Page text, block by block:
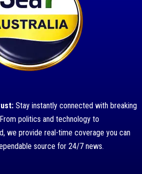
Stay instantly connected with breaking
politics and technology to
we provide real-time coverage you can
source for 24/7 news.